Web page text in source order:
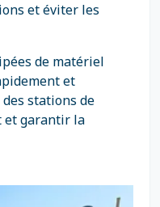
et éviter les
de matériel
et
stations de
et garantir la